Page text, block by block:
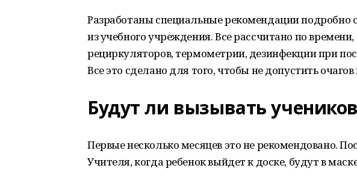
Разработаны специальные рекомендации подробно
из учебного учреждения. Все рассчитано по
рециркуляторов, термометрии, дезинфекции при
Все это сделано для того, чтобы не допустить
Будут ли вызывать
Первые несколько месяцев это не рекомендовано.
Учителя, когда ребенок выйдет к доске, будут в